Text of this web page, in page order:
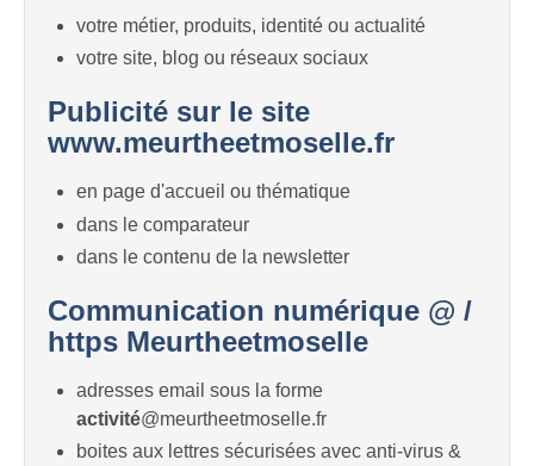
votre métier, produits, identité ou actualité
votre site, blog ou réseaux sociaux
Publicité sur le site
www.meurtheetmoselle.fr
en page d'accueil ou thématique
dans le comparateur
dans le contenu de la newsletter
Communication numérique @ /
https Meurtheetmoselle
adresses email sous la forme
activité@meurtheetmoselle.fr
boites aux lettres sécurisées avec anti-virus &